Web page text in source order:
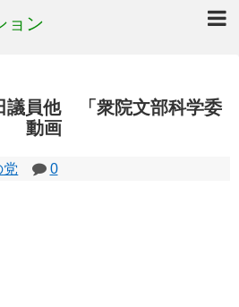
ョン
員他 「衆院文部科学委
動画
党 0